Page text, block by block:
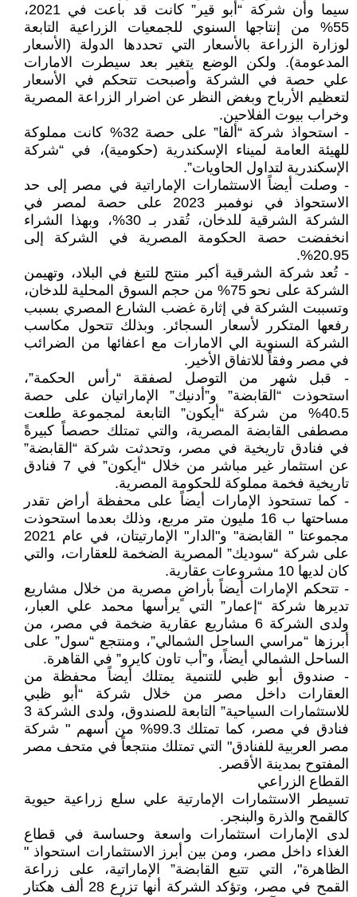
سيما وأن شركة “أبو قير” كانت قد باعت في 2021،
55% من إنتاجها السنوي للجمعيات الزراعية التابعة
لوزارة الزراعة بالأسعار التي تحددها الدولة (الأسعار
المدعومة). ولكن الوضع يتغير بعد سيطرت الامارات
علي حصة في الشركة وأصبحت تتحكم في الأسعار
لتعظيم الأرباح وبغض النظر عن اضرار الزراعة المصرية
وخراب بيوت الفلاحين.
- استحواذ شركة “ألفا” على حصة 32% كانت مملوكة
للهيئة العامة لميناء الإسكندرية (حكومية)، في “شركة
الإسكندرية لتداول الحاويات”.
- وصلت أيضاً الاستثمارات الإماراتية في مصر إلى حد
الاستحواذ في نوفمبر 2023 على حصة لمصر في
الشركة الشرقية للدخان، تُقدر بـ 30%، وبهذا الشراء
انخفضت حصة الحكومة المصرية في الشركة إلى
20.95%.
- تُعد شركة الشرقية أكبر منتج للتبغ في البلاد، وتهيمن
الشركة على نحو 75% من حجم السوق المحلية للدخان،
وتسببت الشركة في إثارة غضب الشارع المصري بسبب
رفعها المتكرر لأسعار السجائر. وبذلك تتحول مكاسب
الشركة السنوية الي الامارات مع اعفائها من الضرائب
في مصر وفقاً للاتفاق الأخير.
- قبل شهر من التوصل لصفقة “رأس الحكمة”،
استحوذت “القابضة” و”أدنيك” الإماراتيان على حصة
40.5% من شركة “أيكون” التابعة لمجموعة طلعت
مصطفى القابضة المصرية، والتي تمتلك حصصاً كبيرةً
في فنادق تاريخية في مصر، وتحدثت شركة “القابضة”
عن استثمار غير مباشر من خلال “أيكون” في 7 فنادق
تاريخية فخمة مملوكة للحكومة المصرية.
- كما تستحوذ الإمارات أيضاً على محفظة أراض تقدر
مساحتها ب 16 مليون متر مربع، وذلك بعدما استحوذت
مجموعتا " القابضة" و"الدار" الإمارتيتان، في عام 2021
على شركة “سوديك” المصرية الضخمة للعقارات، والتي
كان لديها 10 مشروعات عقارية.
- تتحكم الإمارات أيضاً بأراضٍ مصرية من خلال مشاريع
تديرها شركة “إعمار” التي يرأسها محمد علي العبار،
ولدى الشركة 6 مشاريع عقارية ضخمة في مصر، من
أبرزها “مراسي الساحل الشمالي”، ومنتجع “سول” على
الساحل الشمالي أيضاً، و”أب تاون كايرو” في القاهرة.
- صندوق أبو ظبي للتنمية يمتلك أيضاً محفظة من
العقارات داخل مصر من خلال شركة “أبو ظبي
للاستثمارات السياحية” التابعة للصندوق، ولدى الشركة 3
فنادق في مصر، كما تمتلك 99.3% من أسهم " شركة
مصر العربية للفنادق" التي تمتلك منتجعاً في متحف مصر
المفتوح بمدينة الأقصر.
القطاع الزراعي
تسيطر الاستثمارات الإمارتية علي سلع زراعية حيوية
كالقمح والذرة والبنجر.
لدى الإمارات استثمارات واسعة وحساسة في قطاع
الغذاء داخل مصر، ومن بين أبرز الاستثمارات استحواذ "
الظاهرة"، التي تتبع القابضة” الإماراتية، على زراعة
القمح في مصر، وتؤكد الشركة أنها تزرع 28 ألف هكتار